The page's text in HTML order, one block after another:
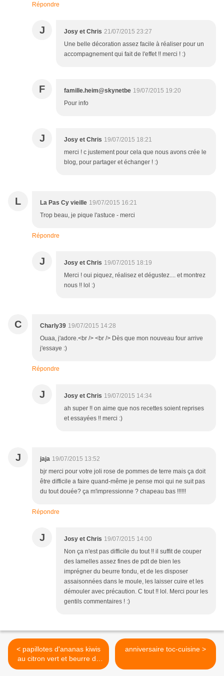
Répondre
J Josy et Chris 21/07/2015 23:27
Une belle décoration assez facile à réaliser pour un
accompagnement qui fait de l'effet !! merci ! :)
F famille.heim@skynetbe 19/07/2015 19:20
Pour info
J Josy et Chris 19/07/2015 18:21
merci ! c justement pour cela que nous avons crée le
blog, pour partager et échanger ! :)
L La Pas Cy vieille 19/07/2015 16:21
Trop beau, je pique l'astuce - merci
Répondre
J Josy et Chris 19/07/2015 18:19
Merci ! oui piquez, réalisez et dégustez.... et montrez
nous !! lol :)
C Charly39 19/07/2015 14:28
Ouaa, j'adore.<br /> <br /> Dès que mon nouveau four arrive
j'essaye :)
Répondre
J Josy et Chris 19/07/2015 14:34
ah super !! on aime que nos recettes soient reprises
et essayées !! merci :)
J jaja 19/07/2015 13:52
bjr merci pour votre joli rose de pommes de terre mais ça doit
être difficile a faire quand-même je pense moi qui ne suit pas
du tout douée? ça m'impressionne ? chapeau bas !!!!!!
Répondre
J Josy et Chris 19/07/2015 14:00
Non ça n'est pas difficile du tout !! il suffit de couper
des lamelles assez fines de pdt de bien les
imprégner du beurre fondu, et de les disposer
assaisonnées dans le moule, les laisser cuire et les
démouler avec précaution. C tout !! lol. Merci pour les
gentils commentaires ! :)
< papillotes d'ananas kiwis
au citron vert et beurre de
Rhum
anniversaire toc-cuisine >